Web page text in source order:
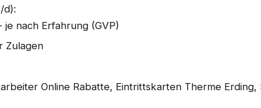
d):
nach Erfahrung (GVP)
Zulagen
Online Rabatte, Eintrittskarten Therme Erding,